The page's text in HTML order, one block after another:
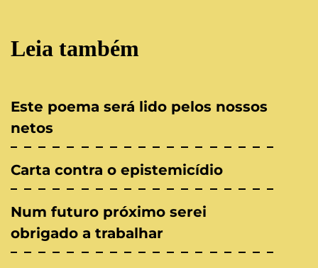
Leia também
Este poema será lido pelos nossos
netos
Carta contra o epistemicídio
Num futuro próximo serei
obrigado a trabalhar